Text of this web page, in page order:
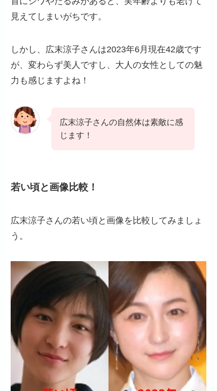
見えてしまいがちです。
しかし、広末涼子さんは2023年6月現在42歳です
が、変わらず美人ですし、大人の女性としての魅
力も感じますよね！
広末涼子さんの自然体は素敵に感
じます！
若い頃と画像比較！
広末涼子さんの若い頃と画像を比較してみましょ
う。